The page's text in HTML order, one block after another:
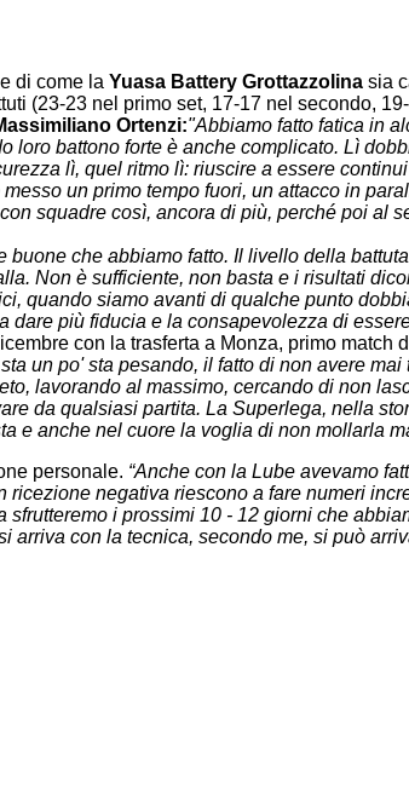
di come la Yuasa Battery Grottazzolina sia
(23-23 nel primo set, 17-17 nel secondo,
Ortenzi:"Abbiamo fatto fatica in
battono forte è anche complicato. Lì
lì, quel ritmo lì: riuscire a essere
un primo tempo fuori, un attacco in
squadre così, ancora di più, perché poi al
che abbiamo fatto. Il livello della
Non è sufficiente, non basta e i risultati
quando siamo avanti di qualche punto
più fiducia e la consapevolezza di
con la trasferta a Monza, primo match
un po' sta pesando, il fatto di non avere
lavorando al massimo, cercando di non
da qualsiasi partita. La Superlega, nella
e anche nel cuore la voglia di non mollarla
personale. “Anche con la Lube avevamo
negativa riescono a fare numeri
i prossimi 10 - 12 giorni che
con la tecnica, secondo me, si può